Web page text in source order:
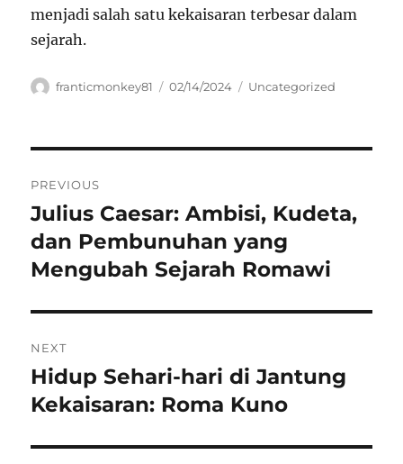
menjadi salah satu kekaisaran terbesar dalam
sejarah.
Author
franticmonkey81
Posted
02/14/2024 Categories
Uncategorized
pos
PREVIOUS
Previous
post:
Julius Caesar: Ambisi, Kudeta,
dan Pembunuhan yang
Mengubah Sejarah Romawi
NEXT
Next
post:
Hidup Sehari-hari di Jantung
Kekaisaran: Roma Kuno